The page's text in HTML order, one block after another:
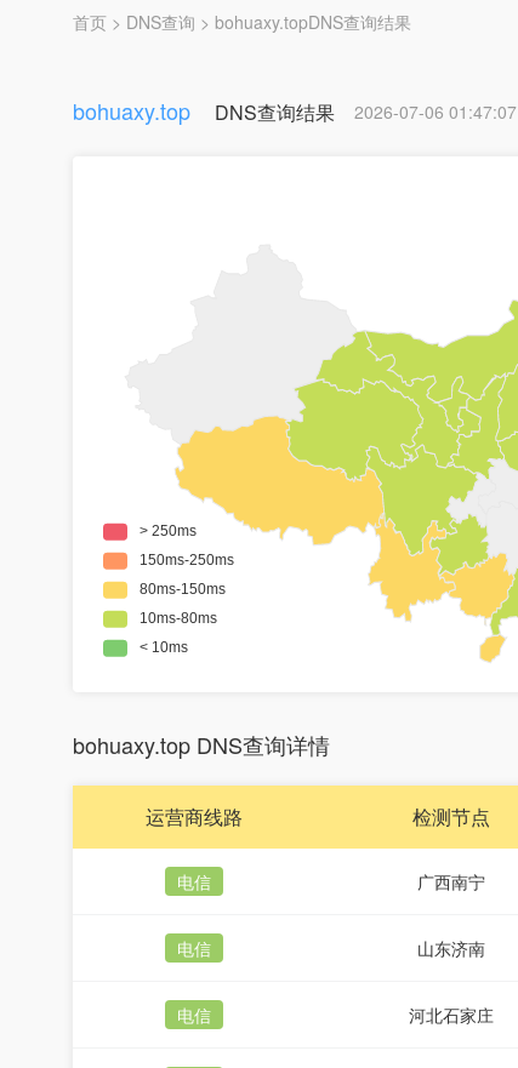
首页 > DNS查询 > bohuaxy.topDNS查询结果
bohuaxy.top DNS查询结果 2026-07-06 01:47:07
bohuaxy.top DNS查询详情
运营商线路 检测节点
电信 广西南宁
电信 山东济南
电信 河北石家庄